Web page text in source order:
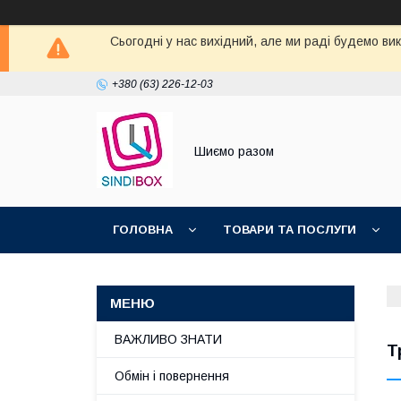
Сьогодні у нас вихідний, але ми раді будемо
+380 (63) 226-12-03
Шиємо разом
ГОЛОВНА ТОВАРИ ТА ПОСЛУГИ
ВАЖЛИВО ЗНАТИ
Обмін і повернення